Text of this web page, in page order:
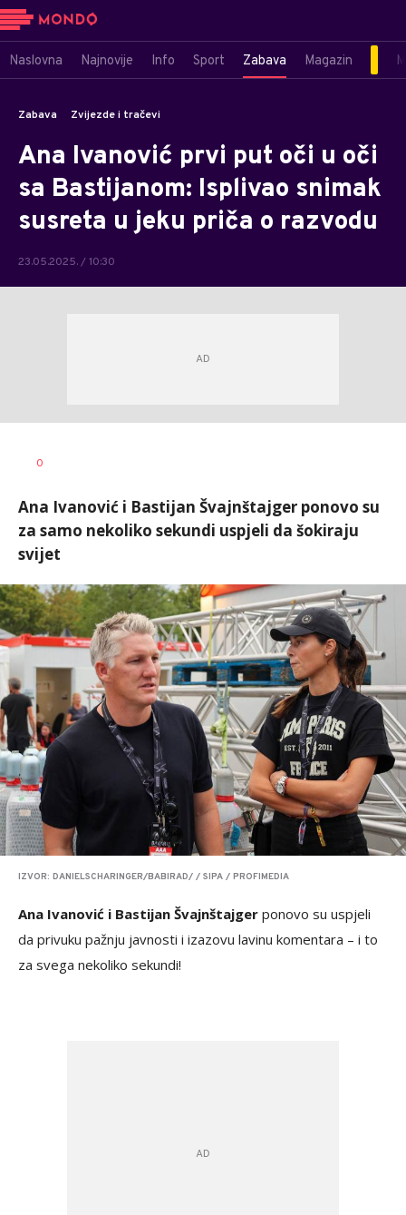
Naslovna Najnovije Info Sport Zabava Magazin
Zabava Zvijezde i tračevi
Ana Ivanović prvi put oči u oči
sa Bastijanom: Isplivao snimak
susreta u jeku priča o razvodu
23.05.2025. / 10:30
AUTOR
0
Ana Ivanović i Bastijan Švajnštajger ponovo su
za samo nekoliko sekundi uspjeli da šokiraju
svijet
IZVOR: DANIELSCHARINGER/BABIRAD/ / SIPA / PROFIMEDIA
Ana Ivanović i Bastijan Švajnštajger ponovo su uspjeli
da privuku pažnju javnosti i izazovu lavinu komentara – i to
za svega nekoliko sekundi!